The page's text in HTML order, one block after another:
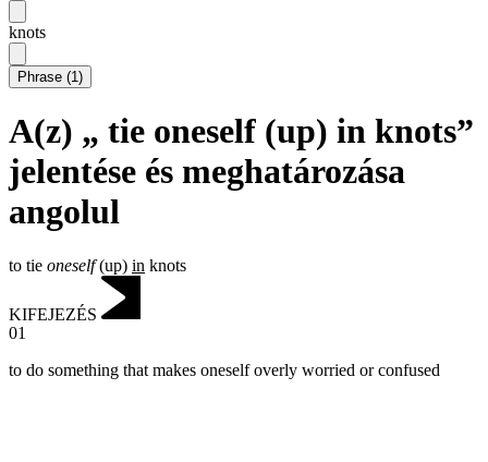
knots
Phrase (1)
A(z) „ tie oneself (up) in knots”
jelentése és meghatározása
angolul
to tie oneself(up) in knots
KIFEJEZÉS
01
to do something that makes oneself overly worried or confused